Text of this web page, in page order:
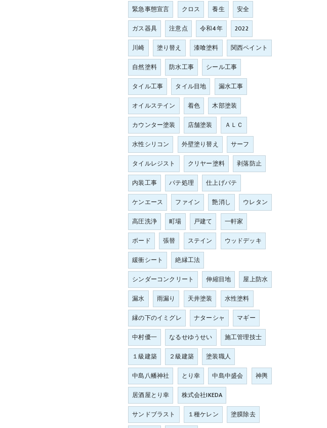
緊急事態宣言
クロス 養生
安全
ガス器具
注意点 令和4年
2022
川崎
塗り替え 漆喰塗料
関西ペイント
自然塗料
防水工事
シール工事
タイル工事
タイル目地
漏水工事
オイルステイン
着色
木部塗装
カウンター塗装
店舗塗装
ＡＬＣ
水性シリコン
外壁塗り替え
サーフ
タイルレジスト
クリヤー塗料
剥落防止
内装工事
パテ処理
仕上げパテ
ケンエース
ファイン 艶消し
ウレタン
高圧洗浄
町場 戸建て
一軒家
ボード
張替 ステイン
ウッドデッキ
緩衝シート
絶縁工法
シンダーコンクリート
伸縮目地
屋上防水
漏水
雨漏り 天井塗装
水性塗料
縁の下のイミグレ
ナターシャ
マギー
中村優一
なるせゆうせい
施工管理技士
１級建築
２級建築
塗装職人
中島八幡神社
とり幸 中島中盛会
神輿
居酒屋とり幸
株式会社IKEDA
サンドブラスト
１種ケレン
塗膜除去